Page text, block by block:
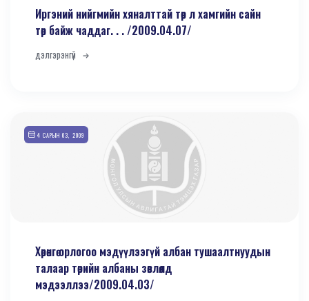
Иргэний нийгмийн хяналттай төр л хамгийн сайн
төр байж чаддаг. . . /2009.04.07/
дэлгэрэнгүй
4 САРЫН 03, 2009
Хөрөнгө орлогоо мэдүүлээгүй албан тушаалтнуудын
талаар төрийн албаны зөвлөлд
мэдээллээ/2009.04.03/